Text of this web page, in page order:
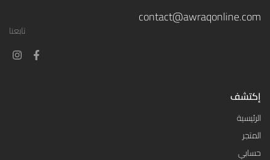
contact@awraqonline.com
تابعنا
إكتشف
الرئيسية
المتجر
حسابي